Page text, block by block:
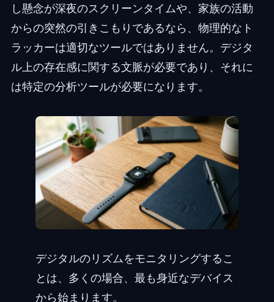
し懸念が深夜のスクリーンタイムや、家族の活動
からの突然の引きこもりであるなら、物理的なト
ラッカーは適切なツールではありません。デジタ
ル上の存在感に関する文脈が必要であり、それに
は特定の分析ツールが必要になります。
デジタルのリズムをモニタリングするこ
とは、多くの場合、最も身近なデバイス
から始まります。